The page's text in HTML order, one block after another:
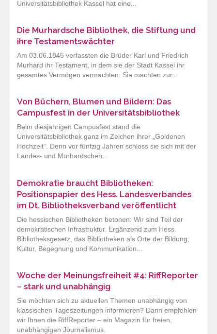
Universitätsbibliothek Kassel hat eine...
Die Murhardsche Bibliothek, die Stiftung und
ihre Testamentswächter
Am 03.06.1845 verfassten die Brüder Karl und Friedrich
Murhard ihr Testament, in dem sie der Stadt Kassel ihr
gesamtes Vermögen vermachten. Sie machten zur...
Von Büchern, Blumen und Bildern: Das
Campusfest in der Universitätsbibliothek
Beim diesjährigen Campusfest stand die
Universitätsbibliothek ganz im Zeichen ihrer „Goldenen
Hochzeit“. Denn vor fünfzig Jahren schloss sie sich mit der
Landes- und Murhardschen...
Demokratie braucht Bibliotheken:
Positionspapier des Hess. Landesverbandes
im Dt. Bibliotheksverband veröffentlicht
Die hessischen Bibliotheken betonen: Wir sind Teil der
demokratischen Infrastruktur. Ergänzend zum Hess.
Bibliotheksgesetz, das Bibliotheken als Orte der Bildung,
Kultur, Begegnung und Kommunikation...
Woche der Meinungsfreiheit #4: RiffReporter
– stark und unabhängig
Sie möchten sich zu aktuellen Themen unabhängig von
klassischen Tageszeitungen informieren? Dann empfehlen
wir Ihnen die RiffReporter – ein Magazin für freien,
unabhängigen Journalismus.